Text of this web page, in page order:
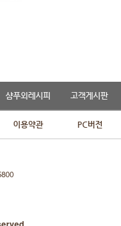
샴푸외레시피 고객게시판
이용약관 PC버전